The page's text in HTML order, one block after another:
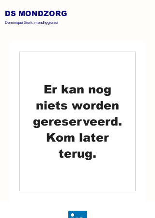
Dominique Sterk, mondhygiënist
DS MONDZORG
Er kan nog
niets worden
gereserveerd.
Kom later
terug.